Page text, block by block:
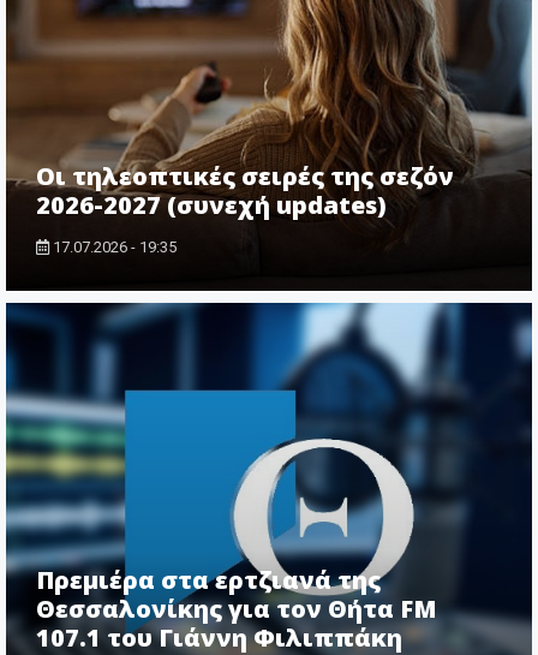
Οι τηλεοπτικές σειρές της σεζόν
2026-2027 (συνεχή updates)
17.07.2026 - 19:35
Πρεμιέρα στα ερτζιανά της
Θεσσαλονίκης για τον Θήτα FM
107.1 του Γιάννη Φιλιππάκη